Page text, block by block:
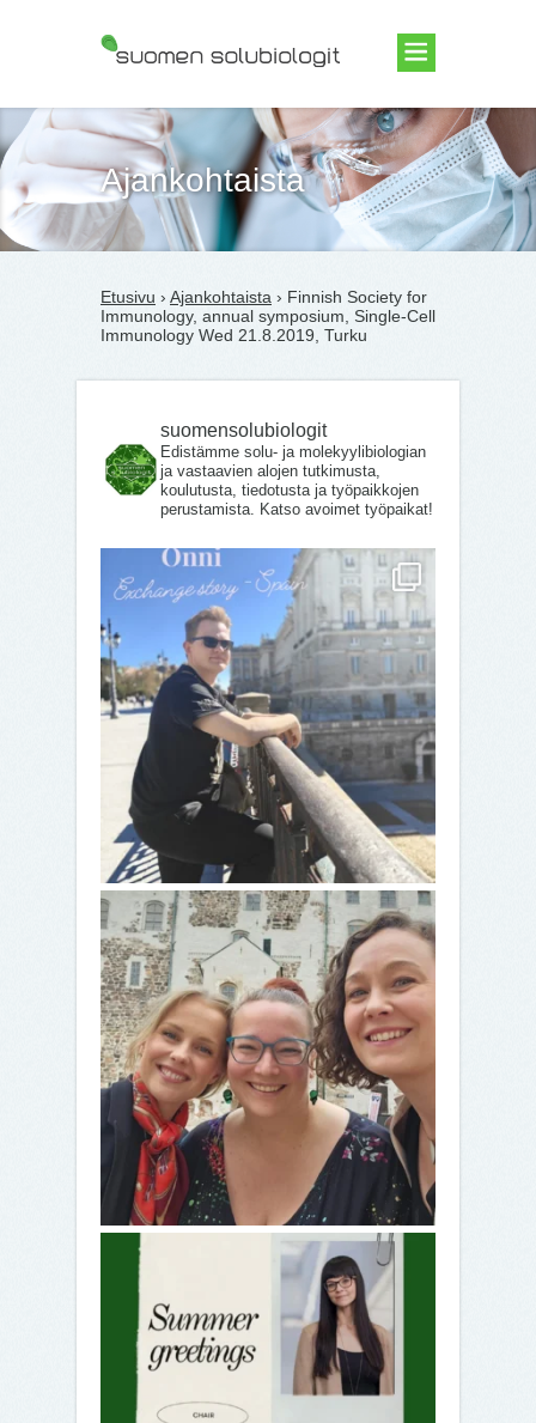
Suomen Solubiologit ry
Ajankohtaista
Etusivu › Ajankohtaista › Finnish Society for
Immunology, annual symposium, Single-Cell
Immunology Wed 21.8.2019, Turku
suomensolubiologit
Edistämme solu- ja molekyylibiologian
ja vastaavien alojen tutkimusta,
koulutusta, tiedotusta ja työpaikkojen
perustamista. Katso avoimet työpaikat!